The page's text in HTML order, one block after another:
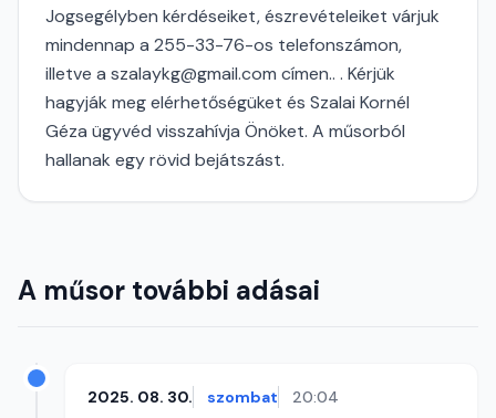
Jogsegélyben kérdéseiket, észrevételeiket várjuk
mindennap a 255-33-76-os telefonszámon,
illetve a szalaykg@gmail.com címen.. . Kérjük
hagyják meg elérhetőségüket és Szalai Kornél
Géza ügyvéd visszahívja Önöket. A műsorból
hallanak egy rövid bejátszást.
A műsor további adásai
2025. 08. 30. szombat 20:04